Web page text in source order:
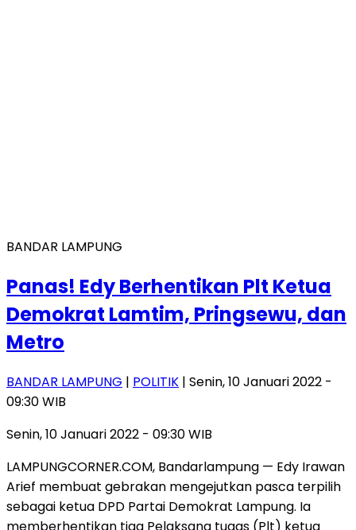
BANDAR LAMPUNG
Panas! Edy Berhentikan Plt Ketua
Demokrat Lamtim, Pringsewu, dan
Metro
BANDAR LAMPUNG | POLITIK | Senin, 10 Januari 2022 -
09:30 WIB
Senin, 10 Januari 2022 - 09:30 WIB
LAMPUNGCORNER.COM, Bandarlampung — Edy Irawan
Arief membuat gebrakan mengejutkan pasca terpilih
sebagai ketua DPD Partai Demokrat Lampung. Ia
memberhentikan tiga Pelaksana tugas (Plt) ketua